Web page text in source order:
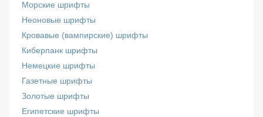
Морские шрифты
Неоновые шрифты
Кровавые (вампирские) шрифты
Киберпанк шрифты
Немецкие шрифты
Газетные шрифты
Золотые шрифты
Египетские шрифты